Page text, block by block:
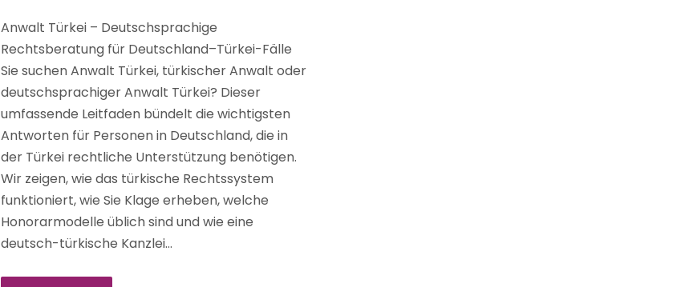
Anwalt Türkei – Deutschsprachige
Rechtsberatung für Deutschland–Türkei-Fälle
Sie suchen Anwalt Türkei, türkischer Anwalt oder
deutschsprachiger Anwalt Türkei? Dieser
umfassende Leitfaden bündelt die wichtigsten
Antworten für Personen in Deutschland, die in
der Türkei rechtliche Unterstützung benötigen.
Wir zeigen, wie das türkische Rechtssystem
funktioniert, wie Sie Klage erheben, welche
Honorarmodelle üblich sind und wie eine
deutsch-türkische Kanzlei...